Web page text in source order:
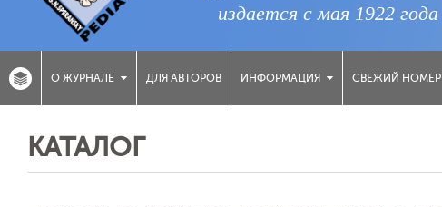
издается с мая 1922 года
О ЖУРНАЛЕ ДЛЯ АВТОРОВ ИНФОРМАЦИЯ СВЕЖИЙ НОМЕР
КАТАЛОГ